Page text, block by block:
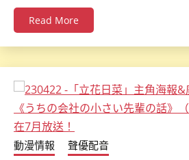
Read More
動漫情報 聲優配音